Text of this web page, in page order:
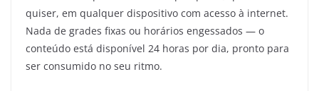
quiser, em qualquer dispositivo com acesso à internet.
Nada de grades fixas ou horários engessados — o
conteúdo está disponível 24 horas por dia, pronto para
ser consumido no seu ritmo.